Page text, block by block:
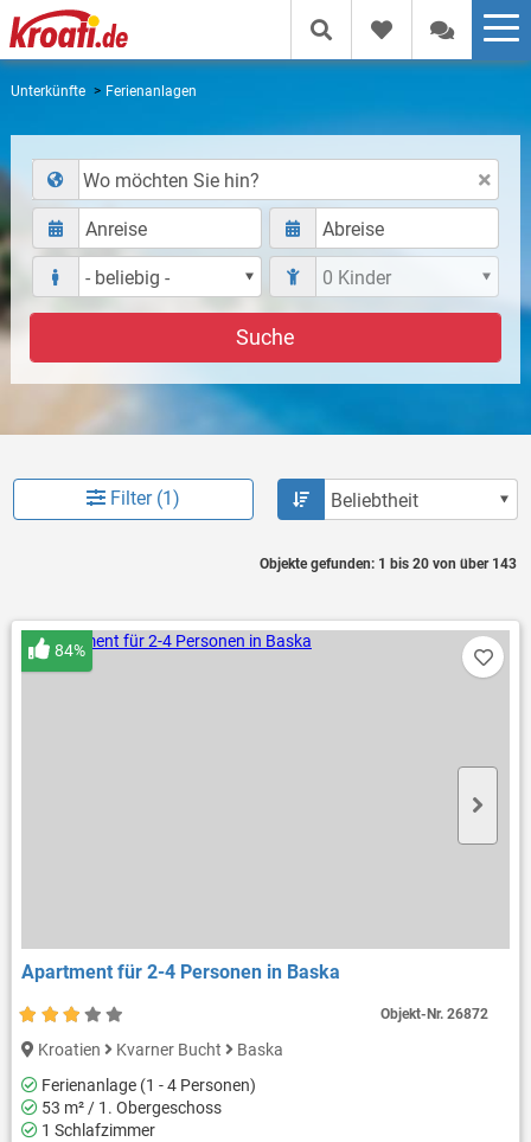
Unterkünfte Ferienanlagen
Wo möchten Sie hin?
Suche
Filter (1)
Objekte gefunden: 1 bis 20 von über 143
Apartment für 2-4 Personen in Baska
84%
Kroatien Kvarner Bucht
Baska
Ferienanlage (1 - 4 Personen)
53 m² / 1. Obergeschoss
1 Schlafzimmer
Objekt-Nr.26872